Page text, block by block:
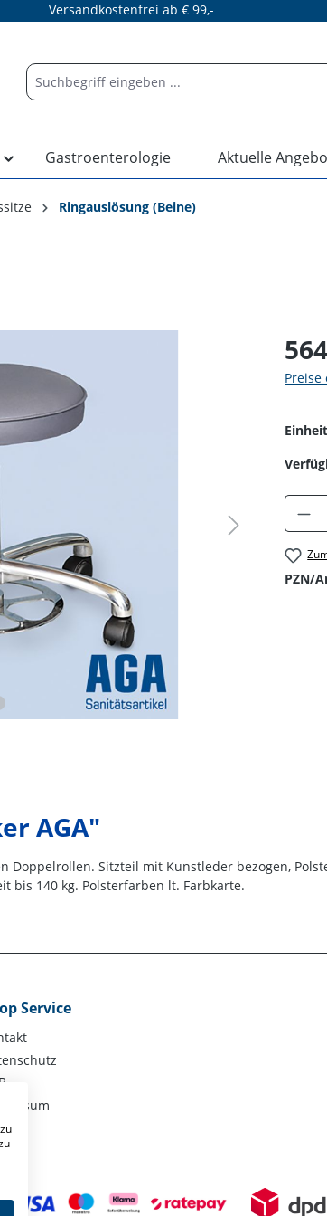
Versandkostenfrei ab € 99,-
Gastroenterologie Aktuelle
Ringauslösung (Beine)
Preise
PZN/
AGA"
Sitzteil mit Kunstleder bezogen,
bis 140 kg. Polsterfarben lt. Farbkarte.
Service